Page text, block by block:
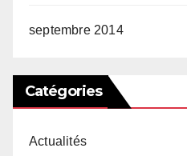
septembre 2014
Catégories
Actualités